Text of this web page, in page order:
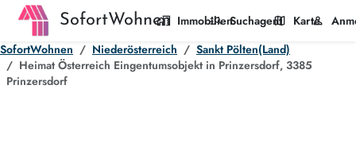
SofortWohnen
home_work Immobilien
manage_search Suchagent
map Karte
person
SofortWohnen
Niederösterreich
Sankt Pölten(Land)
Heimat Österreich Eingentumsobjekt in Prinzersdorf, 3385
Prinzersdorf